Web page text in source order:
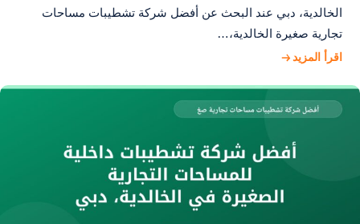
الخالدية، دبي عند البحث عن أفضل شركة تشطيبات مساحات
تجارية صغيرة الخالدية،…
اقرأ المزيد